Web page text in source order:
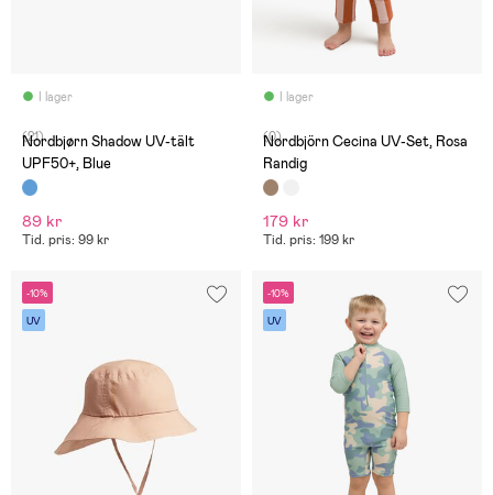
I lager
(21)
Nordbjørn Shadow UV-tält
UPF50+, Blue
89 kr
Tid. pris: 99 kr
I lager
(0)
Nordbjörn Cecina UV-Set, Rosa
Randig
179 kr
Tid. pris: 199 kr
-10%
UV
-10%
UV